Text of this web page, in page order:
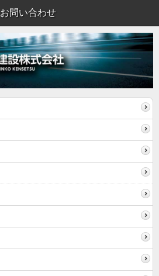
お問い合わせ